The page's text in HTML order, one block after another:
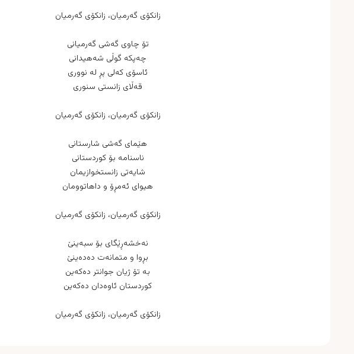
زانكۆی گه‌رمیان، زانكۆی گه‌رمیان
تۆ چاوی گه‌شی گه‌رمیانی
چه‌پكه‌ گوڵی شه‌هیدانی
ئاسۆی كه‌لی پڕ له‌ نووری
قه‌ڵای زانستی سنوری
زانكۆی گه‌رمیان، زانكۆی گه‌رمیان
هێمای گه‌شی شارستانی
ناسنامه‌ بۆ كوردستانی
شایه‌تی زانستخوازیمان
هیوای ئه‌مڕۆ و داهاتوومان
زانكۆی گه‌رمیان، زانكۆی گه‌رمیان
نه‌خشه‌ڕێگای بۆ سبه‌ینێ
بڕوا و متمانه‌ت ده‌ده‌ینێ
به‌ تۆ ژیان جوانتر ده‌كه‌ین
كوردستان ئاوه‌دان ده‌كه‌ین
زانكۆی گه‌رمیان، زانكۆی گه‌رمیان